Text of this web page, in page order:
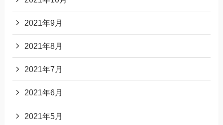
2021年9月
2021年8月
2021年7月
2021年6月
2021年5月